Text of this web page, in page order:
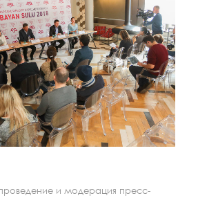
и модерация пресс-